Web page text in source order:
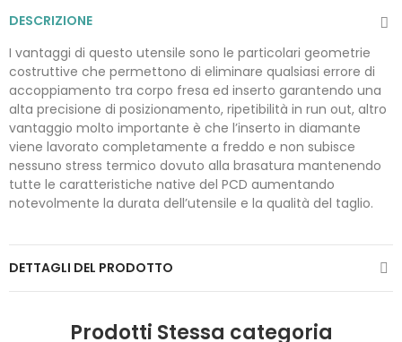
DESCRIZIONE
I vantaggi di questo utensile sono le particolari geometrie
costruttive che permettono di eliminare qualsiasi errore di
accoppiamento tra corpo fresa ed inserto garantendo una
alta precisione di posizionamento, ripetibilità in run out, altro
vantaggio molto importante è che l’inserto in diamante
viene lavorato completamente a freddo e non subisce
nessuno stress termico dovuto alla brasatura mantenendo
tutte le caratteristiche native del PCD aumentando
notevolmente la durata dell’utensile e la qualità del taglio.
DETTAGLI DEL PRODOTTO
Prodotti Stessa categoria